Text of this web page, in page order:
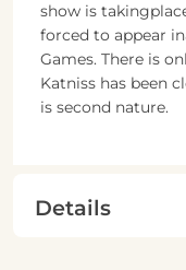
show is
forced to appear
Games. There is
Katniss has been
is second nature.
Details